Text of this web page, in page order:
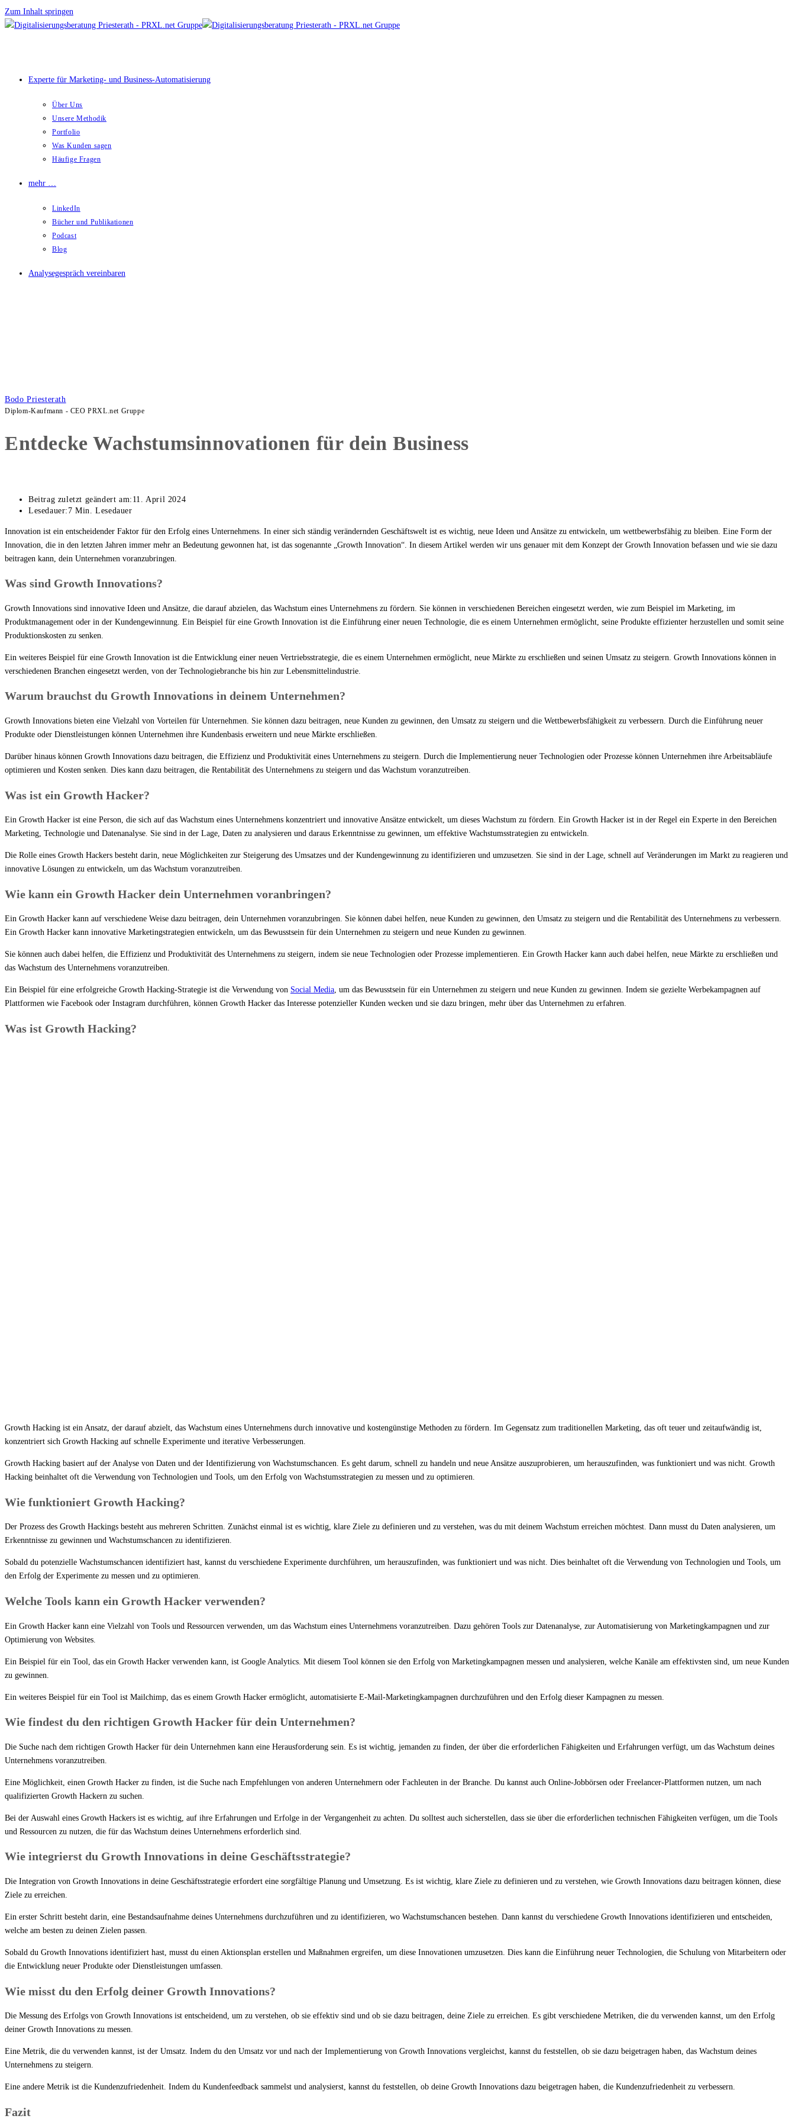
Zum Inhalt springen
Experte für Marketing- und Business-Automatisierung
Über Uns
Unsere Methodik
Portfolio
Was Kunden sagen
Häufige Fragen
mehr …
LinkedIn
Bücher und Publikationen
Podcast
Blog
Analysegespräch vereinbaren
Bodo Priesterath
Diplom-Kaufmann - CEO PRXL.net Gruppe
Entdecke Wachstumsinnovationen für dein Business
Beitrag zuletzt geändert am: 11. April 2024
Lesedauer: 7 Min. Lesedauer
Innovation ist ein entscheidender Faktor für den Erfolg eines Unternehmens. In einer sich ständig verändernden Geschäftswelt ist es wichtig, neue Ideen und Ansätze zu entwickeln, um wettbewerbsfähig zu bleiben. Eine Form der
Innovation, die in den letzten Jahren immer mehr an Bedeutung gewonnen hat, ist das sogenannte „Growth Innovation“. In diesem Artikel werden wir uns genauer mit dem Konzept der Growth Innovation befassen und wie sie dazu
beitragen kann, dein Unternehmen voranzubringen.
Was sind Growth Innovations?
Growth Innovations sind innovative Ideen und Ansätze, die darauf abzielen, das Wachstum eines Unternehmens zu fördern. Sie können in verschiedenen Bereichen eingesetzt werden, wie zum Beispiel im Marketing, im
Produktmanagement oder in der Kundengewinnung. Ein Beispiel für eine Growth Innovation ist die Einführung einer neuen Technologie, die es einem Unternehmen ermöglicht, seine Produkte effizienter herzustellen und somit seine
Produktionskosten zu senken.
Ein weiteres Beispiel für eine Growth Innovation ist die Entwicklung einer neuen Vertriebsstrategie, die es einem Unternehmen ermöglicht, neue Märkte zu erschließen und seinen Umsatz zu steigern. Growth Innovations können in
verschiedenen Branchen eingesetzt werden, von der Technologiebranche bis hin zur Lebensmittelindustrie.
Warum brauchst du Growth Innovations in deinem Unternehmen?
Growth Innovations bieten eine Vielzahl von Vorteilen für Unternehmen. Sie können dazu beitragen, neue Kunden zu gewinnen, den Umsatz zu steigern und die Wettbewerbsfähigkeit zu verbessern. Durch die Einführung neuer
Produkte oder Dienstleistungen können Unternehmen ihre Kundenbasis erweitern und neue Märkte erschließen.
Darüber hinaus können Growth Innovations dazu beitragen, die Effizienz und Produktivität eines Unternehmens zu steigern. Durch die Implementierung neuer Technologien oder Prozesse können Unternehmen ihre Arbeitsabläufe
optimieren und Kosten senken. Dies kann dazu beitragen, die Rentabilität des Unternehmens zu steigern und das Wachstum voranzutreiben.
Was ist ein Growth Hacker?
Ein Growth Hacker ist eine Person, die sich auf das Wachstum eines Unternehmens konzentriert und innovative Ansätze entwickelt, um dieses Wachstum zu fördern. Ein Growth Hacker ist in der Regel ein Experte in den Bereichen
Marketing, Technologie und Datenanalyse. Sie sind in der Lage, Daten zu analysieren und daraus Erkenntnisse zu gewinnen, um effektive Wachstumsstrategien zu entwickeln.
Die Rolle eines Growth Hackers besteht darin, neue Möglichkeiten zur Steigerung des Umsatzes und der Kundengewinnung zu identifizieren und umzusetzen. Sie sind in der Lage, schnell auf Veränderungen im Markt zu reagieren und
innovative Lösungen zu entwickeln, um das Wachstum voranzutreiben.
Wie kann ein Growth Hacker dein Unternehmen voranbringen?
Ein Growth Hacker kann auf verschiedene Weise dazu beitragen, dein Unternehmen voranzubringen. Sie können dabei helfen, neue Kunden zu gewinnen, den Umsatz zu steigern und die Rentabilität des Unternehmens zu verbessern.
Ein Growth Hacker kann innovative Marketingstrategien entwickeln, um das Bewusstsein für dein Unternehmen zu steigern und neue Kunden zu gewinnen.
Sie können auch dabei helfen, die Effizienz und Produktivität des Unternehmens zu steigern, indem sie neue Technologien oder Prozesse implementieren. Ein Growth Hacker kann auch dabei helfen, neue Märkte zu erschließen und
das Wachstum des Unternehmens voranzutreiben.
Ein Beispiel für eine erfolgreiche Growth Hacking-Strategie ist die Verwendung von Social Media, um das Bewusstsein für ein Unternehmen zu steigern und neue Kunden zu gewinnen. Indem sie gezielte Werbekampagnen auf
Plattformen wie Facebook oder Instagram durchführen, können Growth Hacker das Interesse potenzieller Kunden wecken und sie dazu bringen, mehr über das Unternehmen zu erfahren.
Was ist Growth Hacking?
Growth Hacking ist ein Ansatz, der darauf abzielt, das Wachstum eines Unternehmens durch innovative und kostengünstige Methoden zu fördern. Im Gegensatz zum traditionellen Marketing, das oft teuer und zeitaufwändig ist,
konzentriert sich Growth Hacking auf schnelle Experimente und iterative Verbesserungen.
Growth Hacking basiert auf der Analyse von Daten und der Identifizierung von Wachstumschancen. Es geht darum, schnell zu handeln und neue Ansätze auszuprobieren, um herauszufinden, was funktioniert und was nicht. Growth
Hacking beinhaltet oft die Verwendung von Technologien und Tools, um den Erfolg von Wachstumsstrategien zu messen und zu optimieren.
Wie funktioniert Growth Hacking?
Der Prozess des Growth Hackings besteht aus mehreren Schritten. Zunächst einmal ist es wichtig, klare Ziele zu definieren und zu verstehen, was du mit deinem Wachstum erreichen möchtest. Dann musst du Daten analysieren, um
Erkenntnisse zu gewinnen und Wachstumschancen zu identifizieren.
Sobald du potenzielle Wachstumschancen identifiziert hast, kannst du verschiedene Experimente durchführen, um herauszufinden, was funktioniert und was nicht. Dies beinhaltet oft die Verwendung von Technologien und Tools, um
den Erfolg der Experimente zu messen und zu optimieren.
Welche Tools kann ein Growth Hacker verwenden?
Ein Growth Hacker kann eine Vielzahl von Tools und Ressourcen verwenden, um das Wachstum eines Unternehmens voranzutreiben. Dazu gehören Tools zur Datenanalyse, zur Automatisierung von Marketingkampagnen und zur
Optimierung von Websites.
Ein Beispiel für ein Tool, das ein Growth Hacker verwenden kann, ist Google Analytics. Mit diesem Tool können sie den Erfolg von Marketingkampagnen messen und analysieren, welche Kanäle am effektivsten sind, um neue Kunden
zu gewinnen.
Ein weiteres Beispiel für ein Tool ist Mailchimp, das es einem Growth Hacker ermöglicht, automatisierte E-Mail-Marketingkampagnen durchzuführen und den Erfolg dieser Kampagnen zu messen.
Wie findest du den richtigen Growth Hacker für dein Unternehmen?
Die Suche nach dem richtigen Growth Hacker für dein Unternehmen kann eine Herausforderung sein. Es ist wichtig, jemanden zu finden, der über die erforderlichen Fähigkeiten und Erfahrungen verfügt, um das Wachstum deines
Unternehmens voranzutreiben.
Eine Möglichkeit, einen Growth Hacker zu finden, ist die Suche nach Empfehlungen von anderen Unternehmern oder Fachleuten in der Branche. Du kannst auch Online-Jobbörsen oder Freelancer-Plattformen nutzen, um nach
qualifizierten Growth Hackern zu suchen.
Bei der Auswahl eines Growth Hackers ist es wichtig, auf ihre Erfahrungen und Erfolge in der Vergangenheit zu achten. Du solltest auch sicherstellen, dass sie über die erforderlichen technischen Fähigkeiten verfügen, um die Tools
und Ressourcen zu nutzen, die für das Wachstum deines Unternehmens erforderlich sind.
Wie integrierst du Growth Innovations in deine Geschäftsstrategie?
Die Integration von Growth Innovations in deine Geschäftsstrategie erfordert eine sorgfältige Planung und Umsetzung. Es ist wichtig, klare Ziele zu definieren und zu verstehen, wie Growth Innovations dazu beitragen können, diese
Ziele zu erreichen.
Ein erster Schritt besteht darin, eine Bestandsaufnahme deines Unternehmens durchzuführen und zu identifizieren, wo Wachstumschancen bestehen. Dann kannst du verschiedene Growth Innovations identifizieren und entscheiden,
welche am besten zu deinen Zielen passen.
Sobald du Growth Innovations identifiziert hast, musst du einen Aktionsplan erstellen und Maßnahmen ergreifen, um diese Innovationen umzusetzen. Dies kann die Einführung neuer Technologien, die Schulung von Mitarbeitern oder
die Entwicklung neuer Produkte oder Dienstleistungen umfassen.
Wie misst du den Erfolg deiner Growth Innovations?
Die Messung des Erfolgs von Growth Innovations ist entscheidend, um zu verstehen, ob sie effektiv sind und ob sie dazu beitragen, deine Ziele zu erreichen. Es gibt verschiedene Metriken, die du verwenden kannst, um den Erfolg
deiner Growth Innovations zu messen.
Eine Metrik, die du verwenden kannst, ist der Umsatz. Indem du den Umsatz vor und nach der Implementierung von Growth Innovations vergleichst, kannst du feststellen, ob sie dazu beigetragen haben, das Wachstum deines
Unternehmens zu steigern.
Eine andere Metrik ist die Kundenzufriedenheit. Indem du Kundenfeedback sammelst und analysierst, kannst du feststellen, ob deine Growth Innovations dazu beigetragen haben, die Kundenzufriedenheit zu verbessern.
Fazit